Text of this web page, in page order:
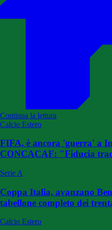
Continua la lettura
Calcio Estero
FIFA, è ancora 'guerra' a
CONCACAF: "Fiducia
Serie A
Coppa Italia, avanzano
tabellone completo dei
Calcio Estero